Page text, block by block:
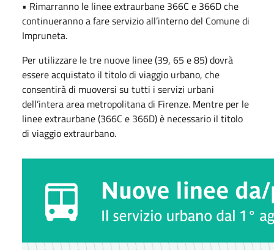
• Rimarranno le linee extraurbane 366C e 366D che
continueranno a fare servizio all’interno del Comune di
Impruneta.
Per utilizzare le tre nuove linee (39, 65 e 85) dovrà
essere acquistato il titolo di viaggio urbano, che
consentirà di muoversi su tutti i servizi urbani
dell’intera area metropolitana di Firenze. Mentre per le
linee extraurbane (366C e 366D) è necessario il titolo
di viaggio extraurbano.